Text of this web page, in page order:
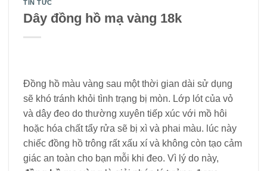
TIN TỨC
Dây đồng hồ mạ vàng 18k
Đồng hồ màu vàng sau một thời gian dài sử dụng
sẽ khó tránh khỏi tình trạng bị mòn. Lớp lót của vỏ
và dây đeo do thường xuyên tiếp xúc với mồ hôi
hoặc hóa chất tẩy rửa sẽ bị xì và phai màu. lúc này
chiếc đồng hồ trông rất xấu xí và không còn tạo cảm
giác an toàn cho bạn mỗi khi đeo. Vì lý do này,